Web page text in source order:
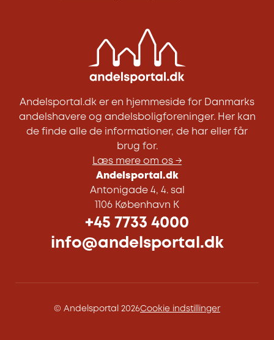
Andelsportal.dk er en hjemmeside for Danmarks
andelshavere og andelsboligforeninger. Her kan
de finde alle de informationer, de har eller får
brug for.
Læs mere om os →
Andelsportal.dk
Antonigade 4, 4. sal
1106 København K
+45 7733 4000
info@andelsportal.dk
© Andelsportal 2026Cookie indstillinger